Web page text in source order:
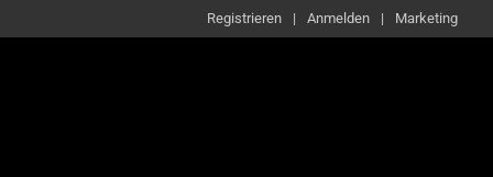
Registrieren Anmelden Marketing